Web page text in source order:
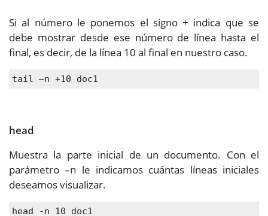
Si al número le ponemos el signo + indica que se
debe mostrar desde ese número de línea hasta el
final, es decir, de la línea 10 al final en nuestro caso.
tail –n +10 doc1
head
Muestra la parte inicial de un documento. Con el
parámetro –n le indicamos cuántas líneas iniciales
deseamos visualizar.
head -n 10 doc1